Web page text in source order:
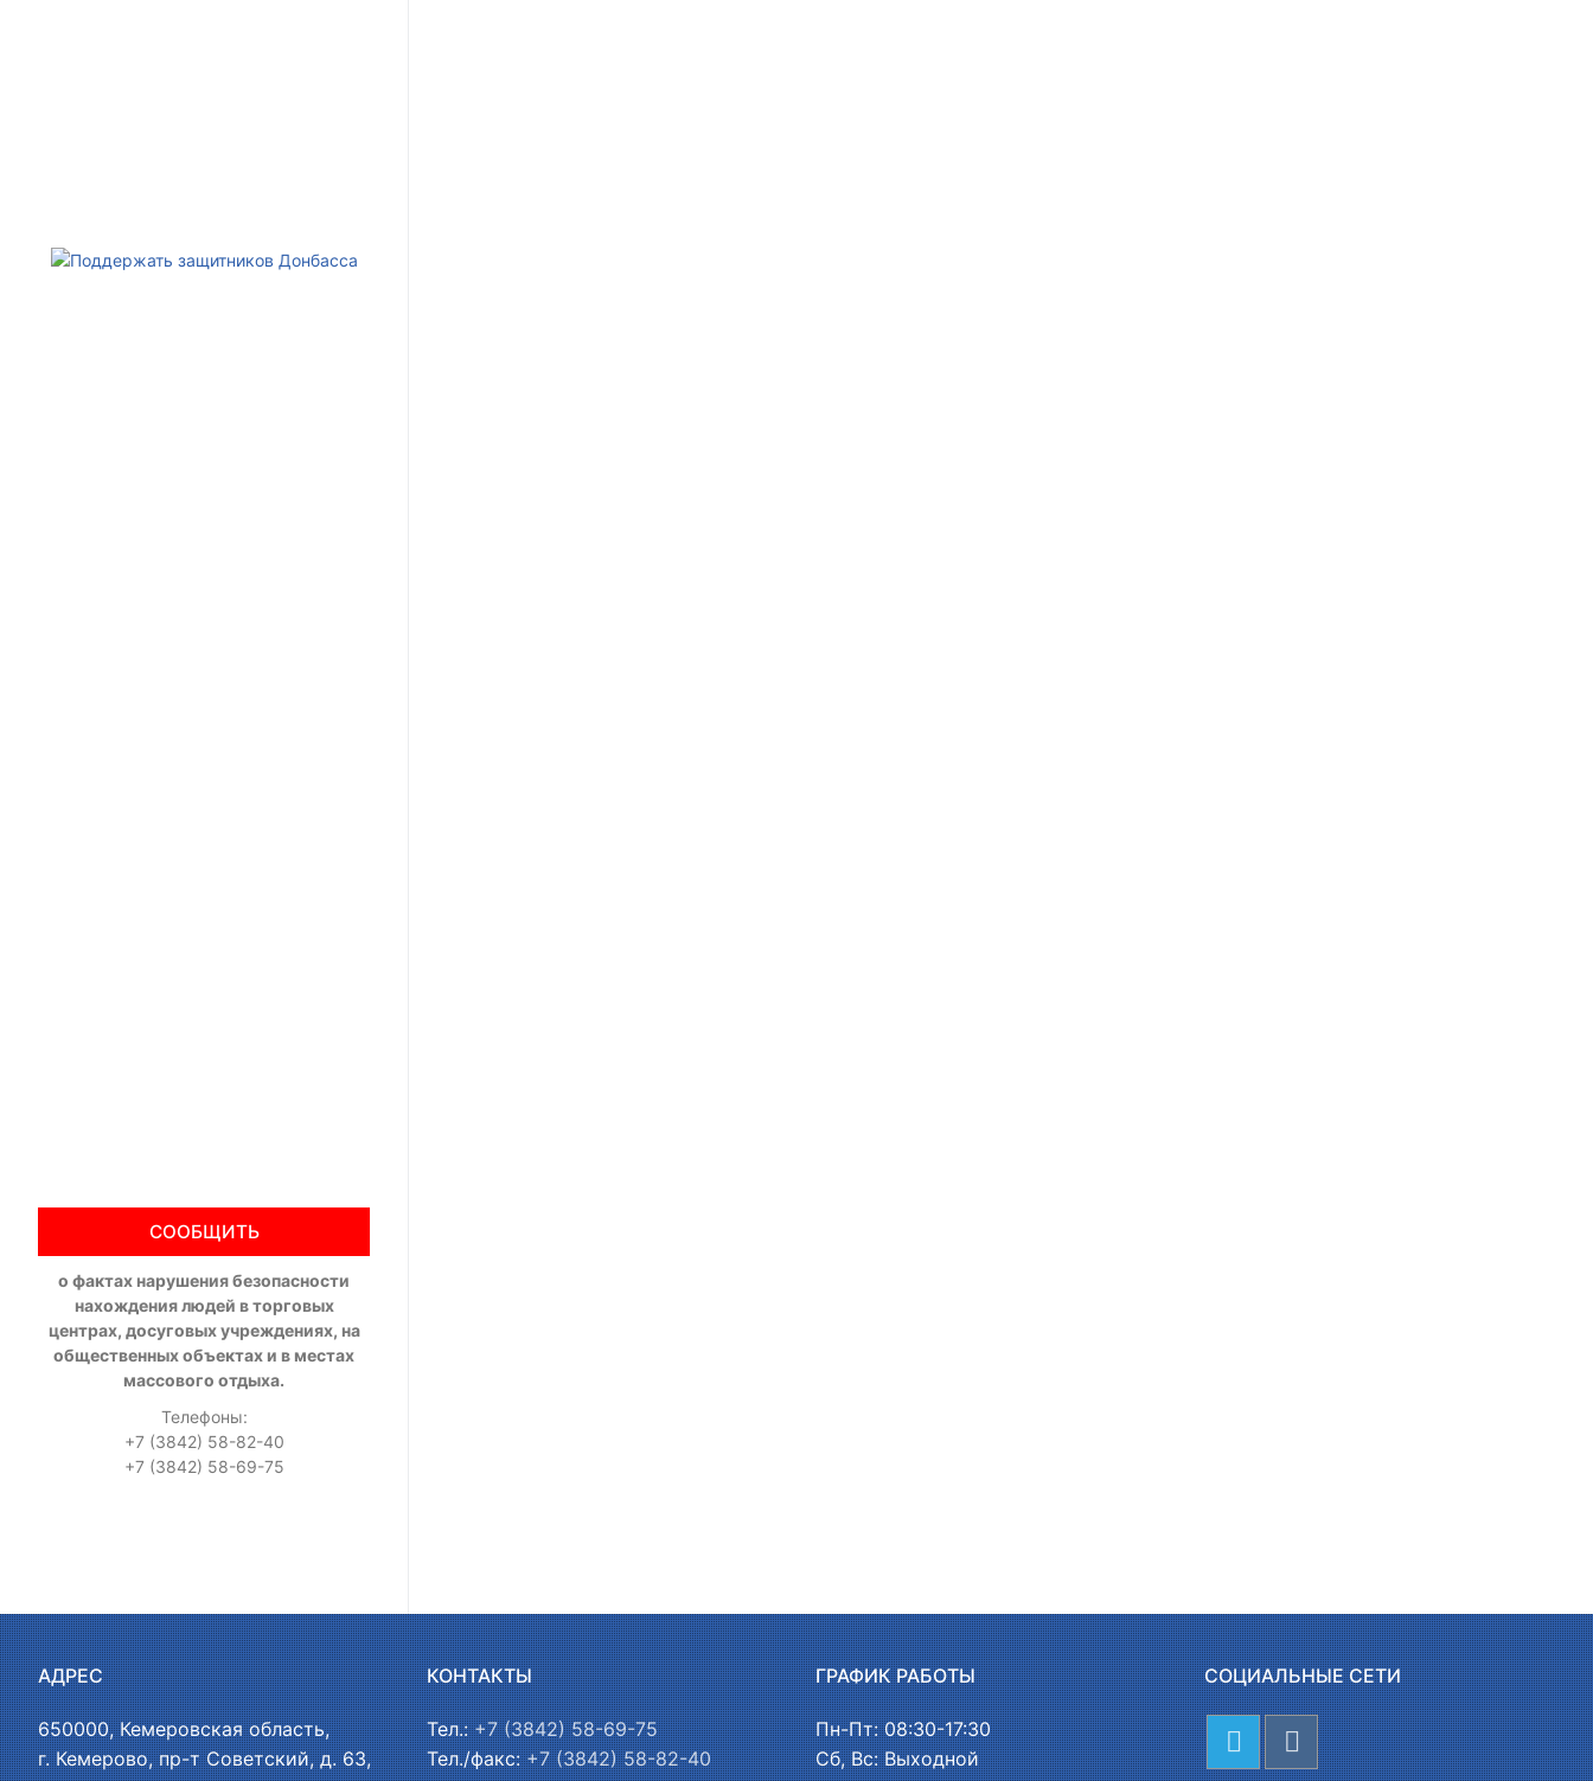
СООБЩИТЬ
о фактах нарушения безопасности
нахождения людей в торговых
центрах, досуговых учреждениях, на
общественных объектах и в местах
массового отдыха.
Телефоны:
+7 (3842) 58-82-40
+7 (3842) 58-69-75
АДРЕС
650000, Кемеровская область,
г. Кемерово, пр-т Советский, д. 63,
КОНТАКТЫ
Тел.:+7 (3842) 58-69-75
Тел./факс:+7 (3842) 58-82-40
ГРАФИК РАБОТЫ
Пн-Пт: 08:30-17:30
Сб, Вс: Выходной
СОЦИАЛЬНЫЕ СЕТИ